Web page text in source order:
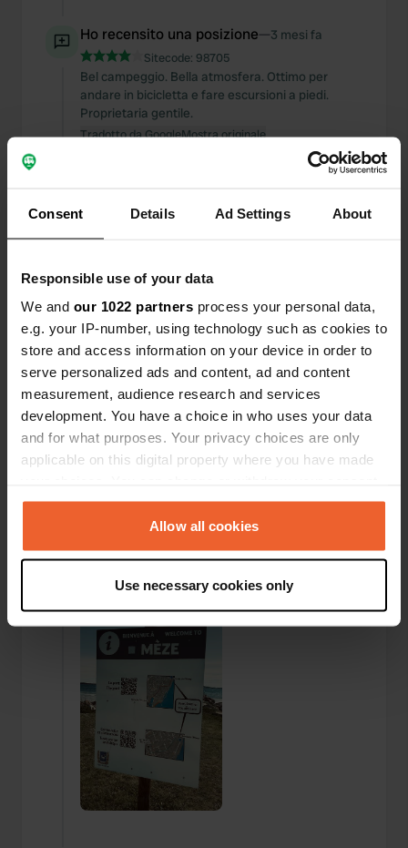
Consent Details Ad Settings About
Responsible use of your data
We and our 1022 partners process your personal data,
e.g. your IP-number, using technology such as cookies to
store and access information on your device in order to
serve personalized ads and content, ad and content
measurement, audience research and services
development. You have a choice in who uses your data
and for what purposes. Your privacy choices are only
applicable on this digital property where you have made
any time from the Cookie Declaration or by clicking on
the Privacy trigger icon.
Collect information about your geographical location
which can be accurate to within several meters
Identify your device by actively scanning it for
specific characteristics (fingerprinting)
Find out more about how your personal data is processed
and set your preferences in the
We use cookies to personalise content and ads, to
provide social media features and to analyse our traffic.
We also share information about your use of our site with
our social media, advertising and analytics partners who
Allow all cookies
Use necessary cookies only
Ho recensito una posizione—3 mesi fa
Sitecode: 98705
Bel campeggio. Bella atmosfera. Ottimo per
andare in bicicletta e fare escursioni a piedi.
Proprietaria gentile.
Tradotto da GoogleMostra originale
Camperplek De Hofstede Den Hoorn Z-
Paesi Bassi
Ho recensito una posizione 5 mesi fa
Sitecode:
Ottimo posto per parcheggiare. Belle piazzole in
ghiaia. Acqua ed elettricità. Atmosfera
amichevole al circolo sportivo. Buon divertimento!
Buon soggiorno! Bei posti in ghiaia. Acqua ed
elettricità disponibili. Atmosfera amichevole al
circolo sportivo. Buon soggiorno! Buon
divertimento!
posizione
—fa